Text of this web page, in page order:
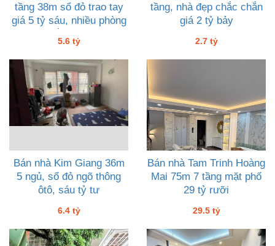
tầng 38m sổ đỏ trao tay
giá 5 tỷ sáu, nhiều phòng
5.6 tỷ
tầng, nhà đẹp chắc chắn
giá 2 tỷ bảy
2.7 tỷ
Bán nhà Kim Giang 36m
5 ngủ, sổ đỏ ngõ thông
ôtô, sáu tỷ tư
6.4 tỷ
Bán nhà Tam Trinh Hoàng
Mai 75m 7 tầng mặt phố
29 tỷ rưỡi
29.5 tỷ